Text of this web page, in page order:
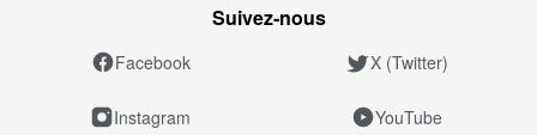
Suivez‑nous
Facebook X (Twitter)
Instagram YouTube